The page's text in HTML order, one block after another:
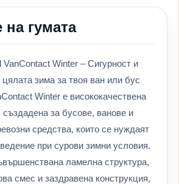
гумата
Winter – Сигурност и
цялата зима за твоя ван или бус
Winter е висококачествена
създадена за бусове, ванове и
средства, които се нуждаят
при сурови зимни условия.
ламелна структура,
смес и заздравена конструкция,